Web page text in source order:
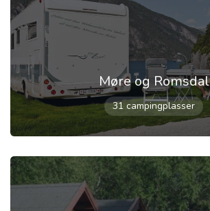
Møre og Romsdal
31 campingplasser